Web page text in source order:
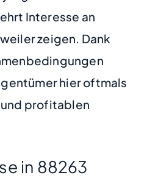
Interesse an
zeigen. Dank
hier oftmals
profitablen
in 88263